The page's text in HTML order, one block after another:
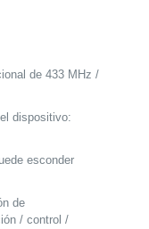
de 433 MHz /
dispositivo:
esconder
de
/ control /